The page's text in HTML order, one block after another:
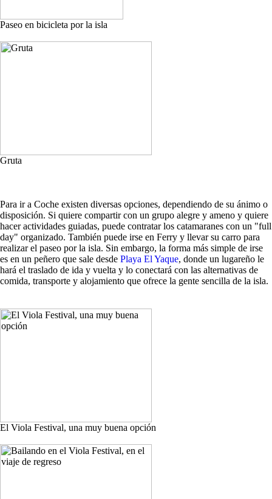
Paseo en bicicleta por la isla
Gruta
Para ir a Coche existen diversas opciones, dependiendo de su ánimo o
disposición. Si quiere compartir con un grupo alegre y ameno y quiere
hacer actividades guiadas, puede contratar los catamaranes con un "full
day" organizado. También puede irse en Ferry y llevar su carro para
realizar el paseo por la isla. Sin embargo, la forma más simple de irse
es en un peñero que sale desde Playa El Yaque, donde un lugareño le
hará el traslado de ida y vuelta y lo conectará con las alternativas de
comida, transporte y alojamiento que ofrece la gente sencilla de la isla.
El Viola Festival, una muy buena opción